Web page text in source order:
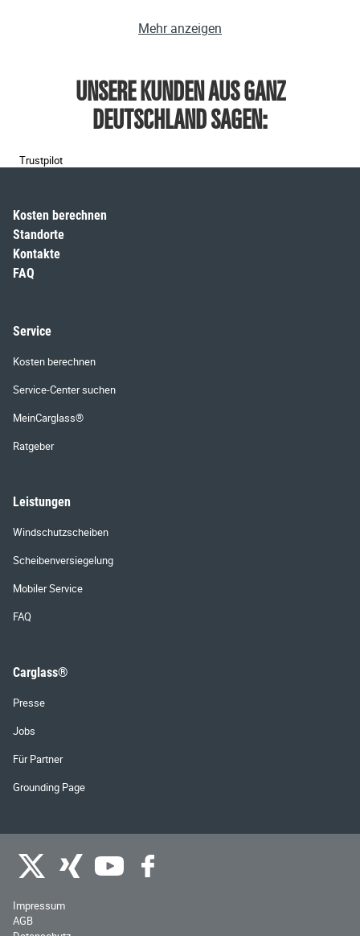
Mehr anzeigen
UNSERE KUNDEN AUS GANZ
DEUTSCHLAND SAGEN:
Trustpilot
Kosten berechnen
Standorte
Kontakte
FAQ
Service
Kosten berechnen
Service-Center suchen
MeinCarglass®
Ratgeber
Leistungen
Windschutzscheiben
Scheibenversiegelung
Mobiler Service
FAQ
Carglass®
Presse
Jobs
Für Partner
Grounding Page
Impressum
AGB